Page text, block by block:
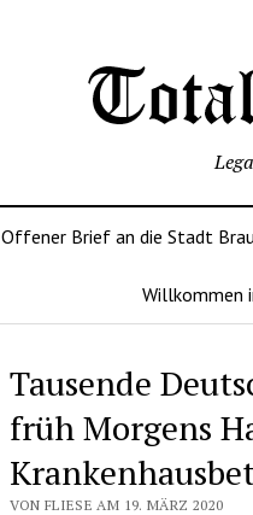
Offener Brief an die Stadt
Willkommen
Tausende
früh Morgens
VON FLIESE AM 19. MÄRZ 2020